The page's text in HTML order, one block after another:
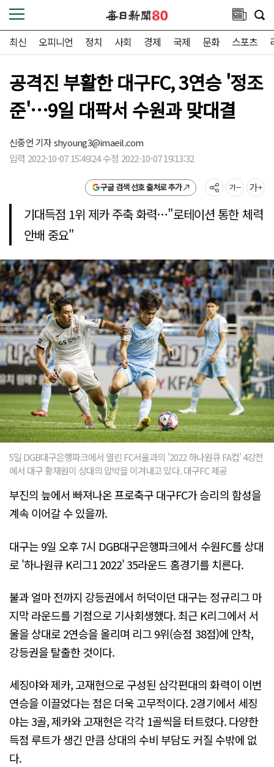
최신 오피니언 정치 사회 경제 국제 문화 스포츠
공격진 부활한 대구FC, 3연승 '정조
준'…9일 대팍서 수원과 맞대결
신중언 기자shyoung3@imaeil.com
입력 2022-10-07 15:49:24 수정 2022-10-07 19:13:32
구글 검색 선호 출처로 추가
기대득점 1위 제카 주축 화력…"로테이션 통한 체력
안배 중요"
5일 DGB대구은행파크에서 열린 FC서울과의 '2022 하나원큐 FA컵' 4강전
에서 대구 황재원이 상대의 압박을 이겨내고 있다. 대구FC 제공
부진의 늪에서 빠져나온 프로축구 대구FC가 승리의 함성을
계속 이어갈 수 있을까.
대구는 9일 오후 7시 DGB대구은행파크에서 수원FC를 상대
로 '하나원큐 K리그1 2022' 35라운드 홈경기를 치른다.
불과 얼마 전까지 강등권에서 허덕이던 대구는 정규리그 마
지막 라운드를 기점으로 기사회생했다. 최근 K리그에서 서
울을 상대로 2연승을 올리며 리그 9위(승점 38점)에 안착,
강등권을 탈출한 것이다.
세징야와 제카, 고재현으로 구성된 삼각편대의 화력이 이번
연승을 이끌었다는 점은 더욱 고무적이다. 2경기에서 세징
야는 3골, 제카와 고재현은 각각 1골씩을 터트렸다. 다양한
득점 루트가 생긴 만큼 상대의 수비 부담도 커질 수밖에 없
다.